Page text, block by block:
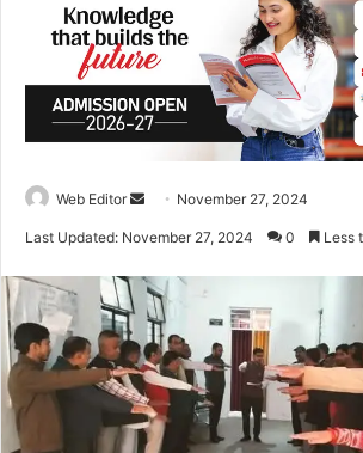
Web Editor
d
a
n
e
m
a
November 27, 2024
Last Updated: November 27, 2024 0 Less